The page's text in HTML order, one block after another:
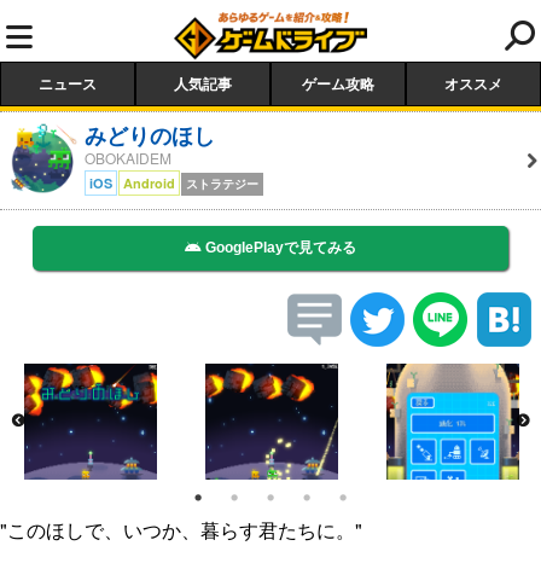
ニュース 人気記事 ゲーム攻略 オススメ
みどりのほし
OBOKAIDEM
iOS Android ストラテジー
GooglePlayで見てみる
"このほしで、いつか、暮らす君たちに。"